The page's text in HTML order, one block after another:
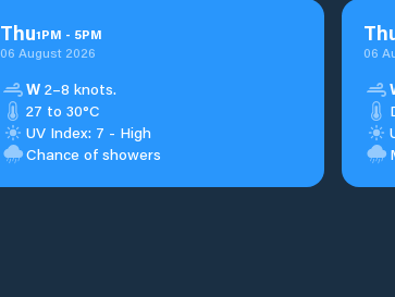
Thu1PM - 5PM
06 August 2026
W 2–8 knots.
27 to 30°C
UV Index: 7 - High
Chance of showers
06